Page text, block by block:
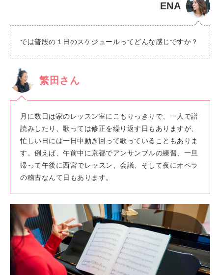
ENA
では普段の１日のスケジュールってどんな感じですか？
繁田さん
月に数日は家のレッスン室にこもりっきりで、一人で譜
読みしたり、歌っては修正を繰り返す日もありますが、
忙しい日には一日中動き回って歌っていることもありま
す。例えば、午前中に京都でアンサンブルの練習、一旦
帰って午後に西宮でレッスン、会議、そして夜にオペラ
の稽古なんて日もあります。